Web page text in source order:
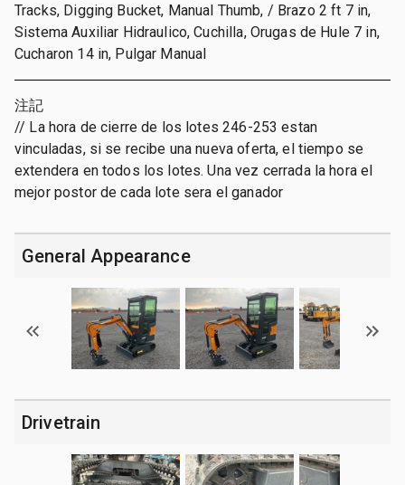
Tracks, Digging Bucket, Manual Thumb, / Brazo 2 ft 7 in,
Sistema Auxiliar Hidraulico, Cuchilla, Orugas de Hule 7 in,
Cucharon 14 in, Pulgar Manual
注記
// La hora de cierre de los lotes 246-253 estan
vinculadas, si se recibe una nueva oferta, el tiempo se
extendera en todos los lotes. Una vez cerrada la hora el
mejor postor de cada lote sera el ganador
General Appearance
Drivetrain